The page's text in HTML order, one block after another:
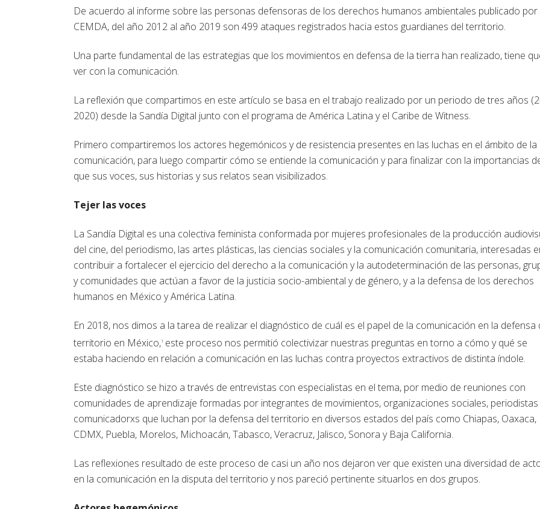
De acuerdo al informe sobre las personas defensoras de los derechos humanos ambientales publicado por
CEMDA, del año 2012 al año 2019 son 499 ataques registrados hacia estos guardianes del territorio.
Una parte fundamental de las estrategias que los movimientos en defensa de la tierra han realizado, tiene
ver con la comunicación.
La reflexión que compartimos en este artículo se basa en el trabajo realizado por un periodo de tres años
2020) desde la Sandía Digital junto con el programa de América Latina y el Caribe de Witness.
Primero compartiremos los actores hegemónicos y de resistencia presentes en las luchas en el ámbito de la
comunicación, para luego compartir cómo se entiende la comunicación y para finalizar con la importancias
que sus voces, sus historias y sus relatos sean visibilizados.
Tejer las voces
La Sandía Digital es una colectiva feminista conformada por mujeres profesionales de la producción
del cine, del periodismo, las artes plásticas, las ciencias sociales y la comunicación comunitaria, interesadas
contribuir a fortalecer el ejercicio del derecho a la comunicación y la autodeterminación de las personas,
y comunidades que actúan a favor de la justicia socio-ambiental y de género, y a la defensa de los derechos
humanos en México y América Latina.
En 2018, nos dimos a la tarea de realizar el diagnóstico de cuál es el papel de la comunicación en la defensa
territorio en México,1 este proceso nos permitió colectivizar nuestras preguntas en torno a cómo y qué se
estaba haciendo en relación a comunicación en las luchas contra proyectos extractivos de distinta índole.
Este diagnóstico se hizo a través de entrevistas con especialistas en el tema, por medio de reuniones con
comunidades de aprendizaje formadas por integrantes de movimientos, organizaciones sociales, periodistas
comunicadorxs que luchan por la defensa del territorio en diversos estados del país como Chiapas, Oaxaca,
CDMX, Puebla, Morelos, Michoacán, Tabasco, Veracruz, Jalisco, Sonora y Baja California.
Las reflexiones resultado de este proceso de casi un año nos dejaron ver que existen una diversidad de
en la comunicación en la disputa del territorio y nos pareció pertinente situarlos en dos grupos.